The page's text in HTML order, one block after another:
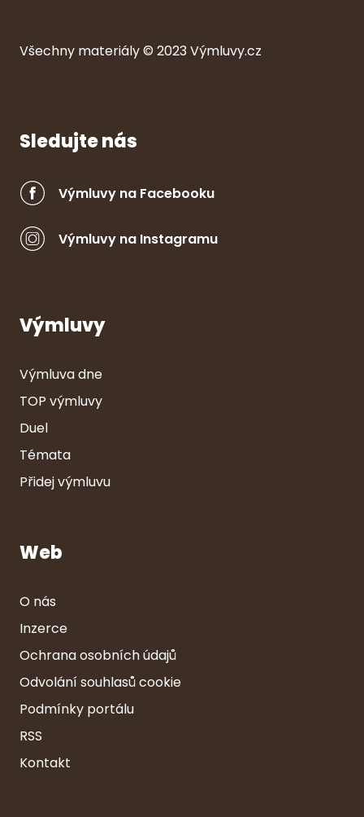
Všechny materiály © 2023Výmluvy.cz
Sledujte nás
Výmluvy na Facebooku
Výmluvy na Instagramu
Výmluvy
Výmluva dne
TOP výmluvy
Duel
Témata
Přidej výmluvu
Web
O nás
Inzerce
Ochrana osobních údajů
Odvolání souhlasů cookie
Podmínky portálu
RSS
Kontakt